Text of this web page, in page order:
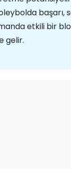
başarı,
etkili bir
gelir.